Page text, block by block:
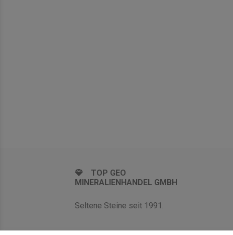
TOP GEO
MINERALIENHANDEL GMBH
Seltene Steine seit 1991.